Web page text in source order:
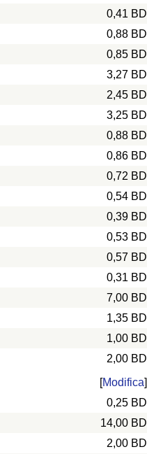
0,41 BD
0,88 BD
0,85 BD
3,27 BD
2,45 BD
3,25 BD
0,88 BD
0,86 BD
0,72 BD
0,54 BD
0,39 BD
0,53 BD
0,57 BD
0,31 BD
7,00 BD
1,35 BD
1,00 BD
2,00 BD
[Modifica]
0,25 BD
14,00 BD
2,00 BD